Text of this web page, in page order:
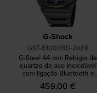
G-Shock
GST-B1000BD-2AER
G-Steel 44 mm Relógio de
quartzo de aço inoxidável
com ligação Bluetooth e
alimentado a energia solar
459,00 €